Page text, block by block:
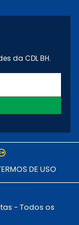
da CDL BH.
DE USO
- Todos os